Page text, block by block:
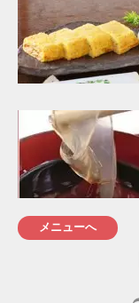
メニューへ